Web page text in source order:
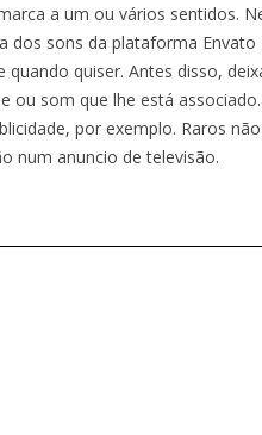
a um ou vários sentidos.
dos sons da plataforma
quando quiser. Antes disso,
ou som que lhe está
por exemplo. Raros
num anuncio de televisão.